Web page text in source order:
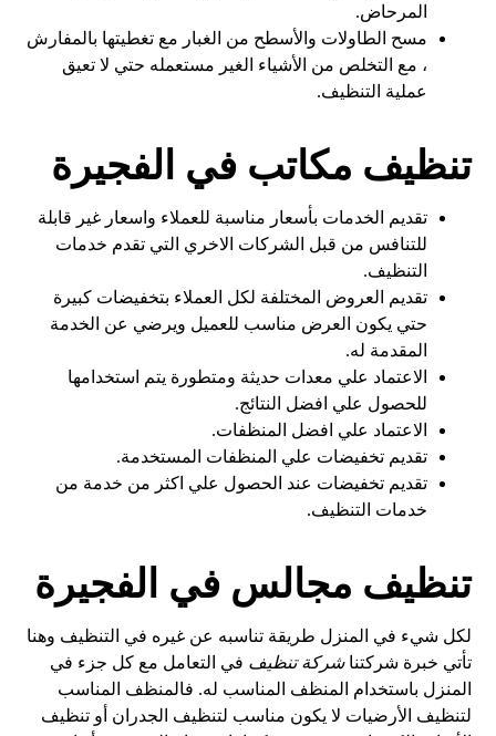
المرحاض.
مسح الطاولات والأسطح من الغبار مع تغطيتها بالمفارش
، مع التخلص من الأشياء الغير مستعمله حتي لا تعيق
عملية التنظيف.
تنظيف مكاتب في الفجيرة
تقديم الخدمات بأسعار مناسبة للعملاء واسعار غير قابلة
للتنافس من قبل الشركات الاخري التي تقدم خدمات
التنظيف.
تقديم العروض المختلفة لكل العملاء بتخفيضات كبيرة
حتي يكون العرض مناسب للعميل ويرضي عن الخدمة
المقدمة له.
الاعتماد علي معدات حديثة ومتطورة يتم استخدامها
للحصول علي افضل النتائج.
الاعتماد علي افضل المنظفات.
تقديم تخفيضات علي المنظفات المستخدمة.
تقديم تخفيضات عند الحصول علي اكثر من خدمة من
خدمات التنظيف.
تنظيف مجالس في الفجيرة
لكل شيء في المنزل طريقة تناسبه عن غيره في التنظيف وهنا
تأتي خبرة شركتناشركة تنظيف في التعامل مع كل جزء في
المنزل باستخدام المنظف المناسب له. فالمنظف المناسب
لتنظيف الأرضيات لا يكون مناسب لتنظيف الجدران أو تنظيف